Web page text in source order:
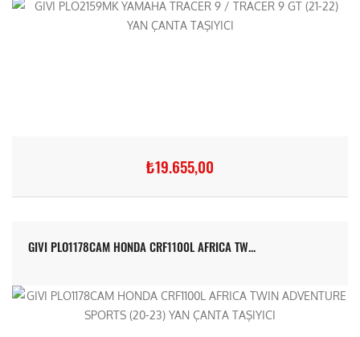
₺19.655,00
GIVI PLO1178CAM HONDA CRF1100L AFRICA TW...